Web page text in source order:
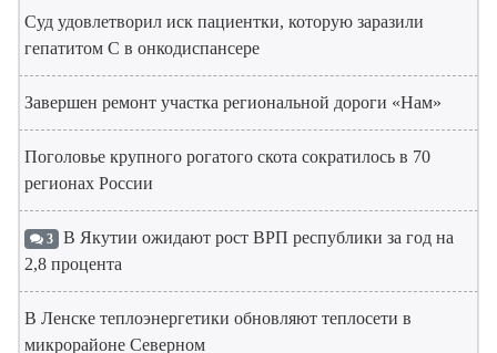
Суд удовлетворил иск пациентки, которую заразили
гепатитом С в онкодиспансере
Завершен ремонт участка региональной дороги «Нам»
Поголовье крупного рогатого скота сократилось в 70
регионах России
3 В Якутии ожидают рост ВРП республики за год на
2,8 процента
В Ленске теплоэнергетики обновляют теплосети в
микрорайоне Северном